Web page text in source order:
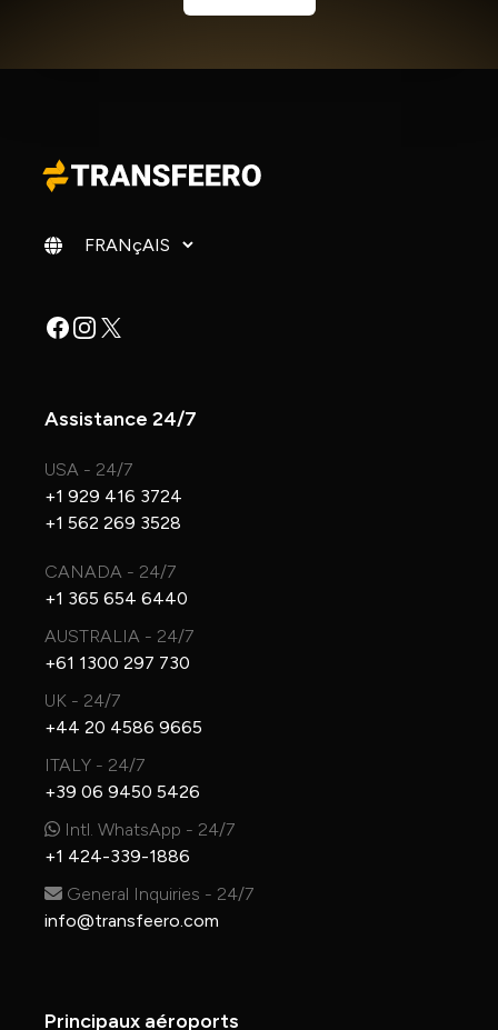
Changer de langue
Facebook
Instagram
X
Assistance 24/7
USA - 24/7
+1 929 416 3724
+1 562 269 3528
CANADA - 24/7
+1 365 654 6440
AUSTRALIA - 24/7
+61 1300 297 730
UK - 24/7
+44 20 4586 9665
ITALY - 24/7
+39 06 9450 5426
Intl. WhatsApp - 24/7
+1 424-339-1886
General Inquiries - 24/7
info@transfeero.com
Principaux aéroports